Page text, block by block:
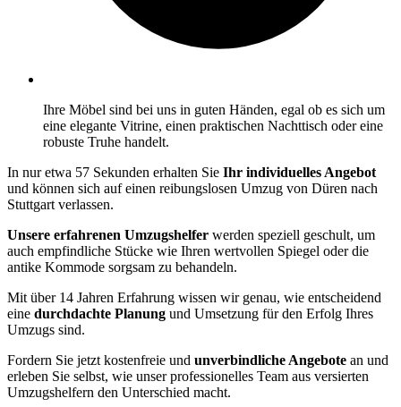
Ihre Möbel sind bei uns in guten Händen, egal ob es sich um
eine elegante Vitrine, einen praktischen Nachttisch oder eine
robuste Truhe handelt.
In nur etwa 57 Sekunden erhalten Sie Ihr individuelles Angebot
und können sich auf einen reibungslosen Umzug von Düren nach
Stuttgart verlassen.
Unsere erfahrenen Umzugshelfer werden speziell geschult, um
auch empfindliche Stücke wie Ihren wertvollen Spiegel oder die
antike Kommode sorgsam zu behandeln.
Mit über 14 Jahren Erfahrung wissen wir genau, wie entscheidend
eine durchdachte Planung und Umsetzung für den Erfolg Ihres
Umzugs sind.
Fordern Sie jetzt kostenfreie und unverbindliche Angebote an und
erleben Sie selbst, wie unser professionelles Team aus versierten
Umzugshelfern den Unterschied macht.